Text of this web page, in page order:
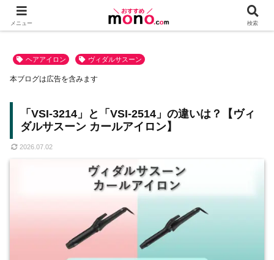
ヘアアイロン ヴィダルサスーン
「VSI-3214」と「VSI-2514」の違いは？【ヴィ
ダルサスーン カールアイロン】
2026.07.02
本ブログは広告を含みます
メニュー 検索